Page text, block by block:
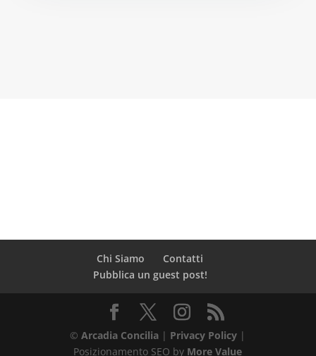
Chi Siamo
Contatti
Pubblica un guest post!
©Arcadia Concilia | Privacy Policy |
Posizionamento SEO by More Value